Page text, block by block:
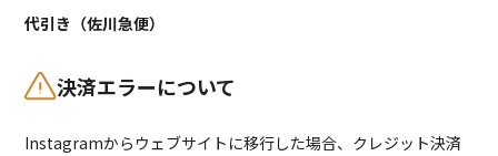
代引き（佐川急便）
決済エラーについて
Instagramからウェブサイトに移行した場合、クレジット決済